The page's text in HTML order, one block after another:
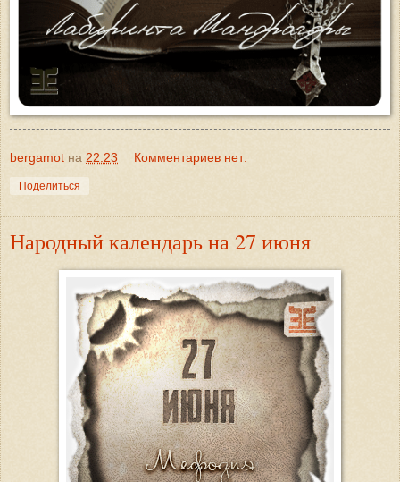
bergamot на 22:23 Комментариев нет:
Поделиться
Народный календарь на 27 июня